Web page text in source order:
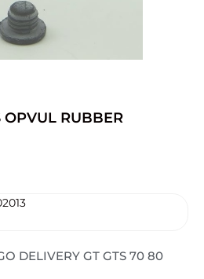
OPVUL RUBBER
DELIVERY GT GTS 70 80